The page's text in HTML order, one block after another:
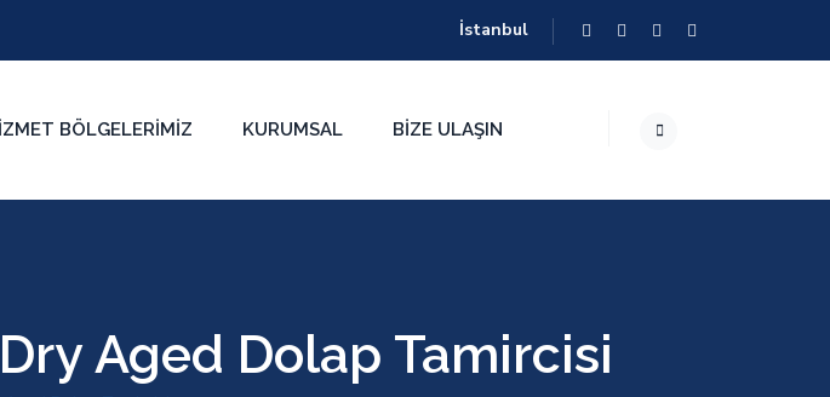
İstanbul
BÖLGELERIMIZ KURUMSAL BIZE ULAŞIN
Aged Dolap Tamircisi